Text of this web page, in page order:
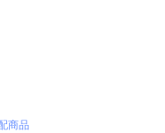
商品